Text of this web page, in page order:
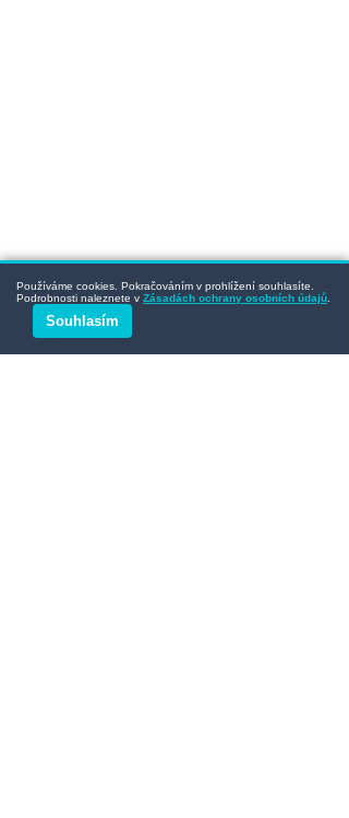
Používáme cookies. Pokračováním v prohlížení souhlasíte.
Podrobnosti naleznete v Zásadách ochrany osobních údajů
Souhlasím